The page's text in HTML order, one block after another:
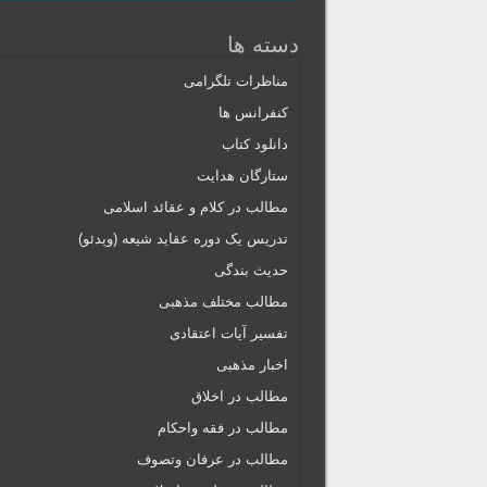
دسته ها
مناظرات تلگرامی
کنفرانس ها
دانلود کتاب
ستارگان هدایت
مطالب در کلام و عقائد اسلامی
تدریس یک دوره عقاید شیعه (ویدئو)
حدیث بندگی
مطالب مختلف مذهبی
تفسیر آیات اعتقادی
اخبار مذهبی
مطالب در اخلاق
مطالب در فقه واحکام
مطالب در عرفان وتصوف